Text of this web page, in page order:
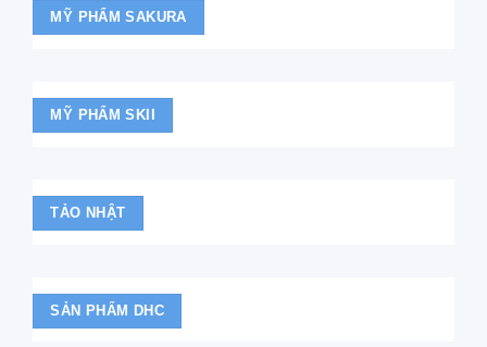
MỸ PHẨM SAKURA
MỸ PHẨM SKII
TẢO NHẬT
SẢN PHẨM DHC